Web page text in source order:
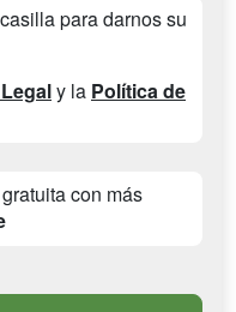
para darnos su
y la Política de
con más